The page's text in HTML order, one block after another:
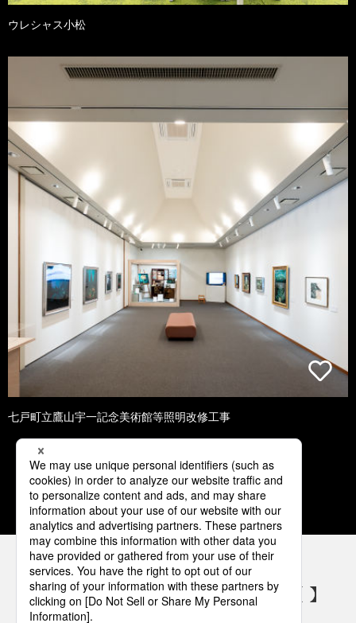
ウレシャス小松
七戸町立鷹山宇一記念美術館等照明改修工事
1 2 3 4 5
パナソニックの電気設備 SNSアカウント